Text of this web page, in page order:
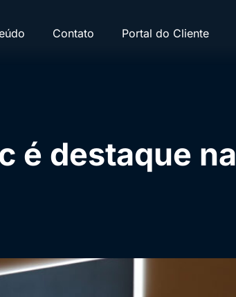
Contato Portal do Cliente
é destaque na